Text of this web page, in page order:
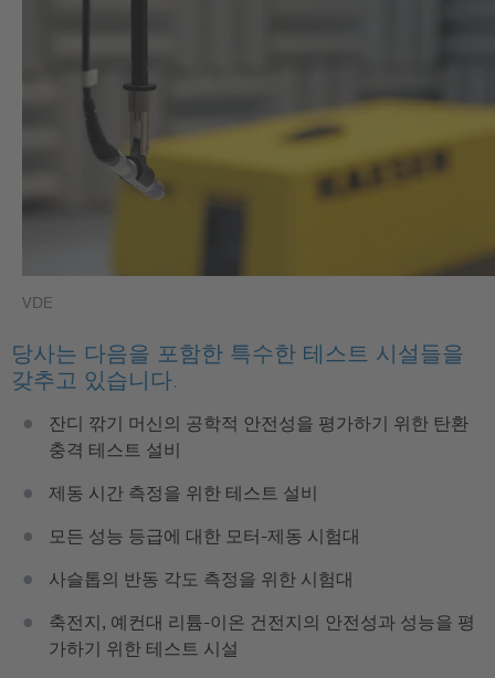
VDE
당사는 다음을 포함한 특수한 테스트 시설들을
갖추고 있습니다.
잔디 깎기 머신의 공학적 안전성을 평가하기 위한 탄환
충격 테스트 설비
제동 시간 측정을 위한 테스트 설비
모든 성능 등급에 대한 모터-제동 시험대
사슬톱의 반동 각도 측정을 위한 시험대
축전지, 예컨대 리튬-이온 건전지의 안전성과 성능을 평
가하기 위한 테스트 시설